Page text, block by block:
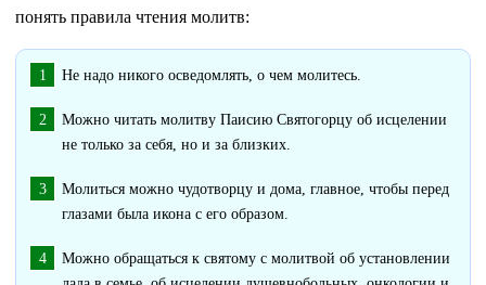
понять правила чтения молитв:
Не надо никого осведомлять, о чем молитесь.
Можно читать молитву Паисию Святогорцу об исцелении
не только за себя, но и за близких.
Молиться можно чудотворцу и дома, главное, чтобы перед
глазами была икона с его образом.
Можно обращаться к святому с молитвой об установлении